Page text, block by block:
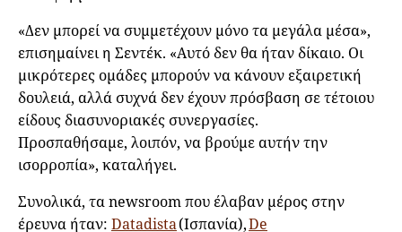
«Δεν μπορεί να συμμετέχουν μόνο τα μεγάλα μέσα»,
επισημαίνει η Σεντέκ. «Αυτό δεν θα ήταν δίκαιο. Οι
μικρότερες ομάδες μπορούν να κάνουν εξαιρετική
δουλειά, αλλά συχνά δεν έχουν πρόσβαση σε τέτοιου
είδους διασυνοριακές συνεργασίες.
Προσπαθήσαμε, λοιπόν, να βρούμε αυτήν την
ισορροπία», καταλήγει.
Συνολικά, τα newsroom που έλαβαν μέρος στην
έρευνα ήταν: Datadista(Ισπανία),De